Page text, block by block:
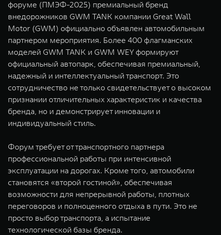
WEY 07
Расширяя границы комфорта
от 6 149 000 ₽
Эстетика
от 5 699
Масштаб возможностей
от 6 449 000 ₽
форуме (ПМЭФ-2025) премиальный бренд
внедорожников GWM TANK компании Great Wall
Motor (GWM) официально объявлен автомобильным
партнером мероприятия. Более 400 флагманских
моделей GWM TANK и GWM WEY формируют
официальный автопарк, обеспечивая премиальный,
надежный и интеллектуальный транспорт. Это
сотрудничество не только свидетельствует о высоком
признании отличительных характеристик и качества
бренда, но и демонстрирует инновации и
индивидуальный стиль.
Форум требует от транспортного партнера
профессиональной работы при интенсивной
эксплуатации на дорогах. Кроме того, автомобили
становятся «второй гостиной», обеспечивая
возможности для непрерывной работы, плотных
переговоров и полноценного отдыха в пути. Это не
просто выбор транспорта, а испытание
технологической базы бренда.